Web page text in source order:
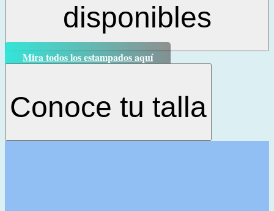
disponibles
Mira todos los estampados aquí
Conoce tu talla